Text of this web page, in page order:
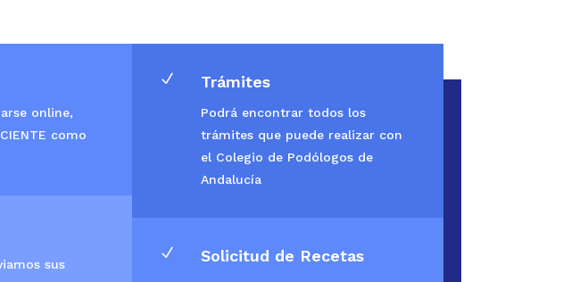
online,
como
sus
N Trámites
Podrá encontrar todos los
trámites que puede realizar con
el Colegio de Podólogos de
Andalucía
N Solicitud de Recetas